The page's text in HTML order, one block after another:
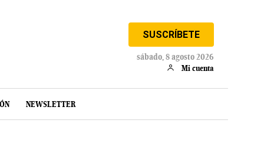
SUSCRÍBETE
sábado, 8 agosto 2026
Mi cuenta
NEWSLETTER